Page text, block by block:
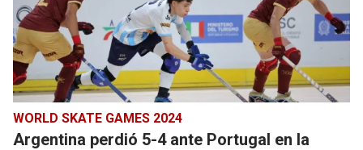
WORLD SKATE GAMES 2024
Argentina perdió 5-4 ante Portugal en la